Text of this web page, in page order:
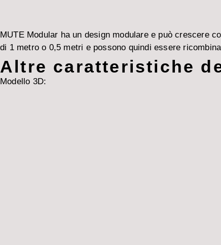
MUTE Modular ha un design modulare e può crescere
di 1 metro o 0,5 metri e possono quindi essere
Altre caratteristiche
Modello 3D: